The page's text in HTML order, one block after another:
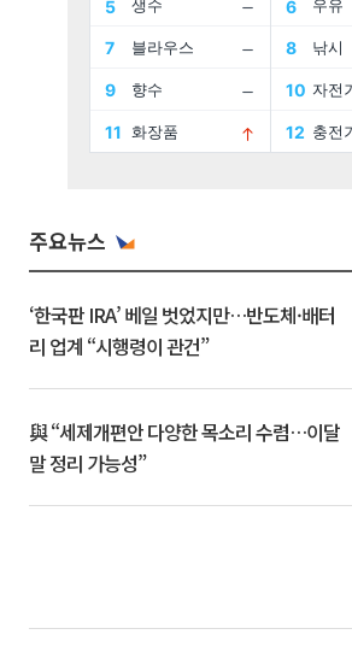
주요뉴스
‘한국판 IRA’ 베일 벗었지만…반도체·배터
리 업계 “시행령이 관건”
與 “세제개편안 다양한 목소리 수렴…이달
말 정리 가능성”